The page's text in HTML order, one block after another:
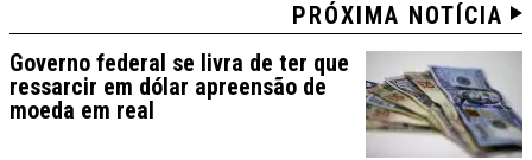
PRÓXIMA NOTÍCIA
Governo federal se livra de ter que
ressarcir em dólar apreensão de
moeda em real